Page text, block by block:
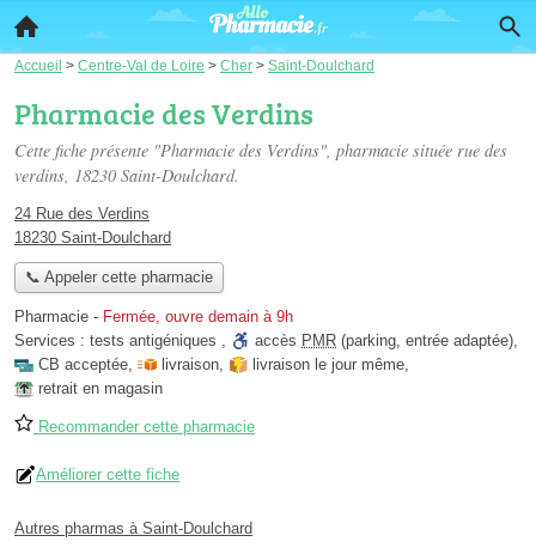
Accueil > Centre-Val de Loire > Cher > Saint-Doulchard
Pharmacie des Verdins
Cette fiche présente "Pharmacie des Verdins", pharmacie située rue des
verdins, 18230 Saint-Doulchard.
24 Rue des Verdins
18230 Saint-Doulchard
📞 Appeler cette pharmacie
Pharmacie - Fermée, ouvre demain à 9h
Services : tests antigéniques , accès PMR (parking, entrée adaptée),
CB acceptée, livraison, livraison le jour même,
retrait en magasin
Recommander cette pharmacie
Améliorer cette fiche
Autres pharmas à Saint-Doulchard